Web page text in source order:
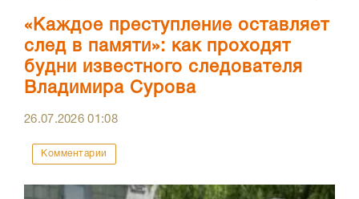
«Каждое преступление оставляет
след в памяти»: как проходят
будни известного следователя
Владимира Сурова
26.07.202601:08
Комментарии